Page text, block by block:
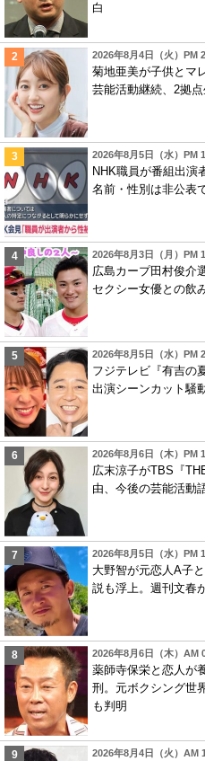
白
2026年8月4日（火）PM
菊地亜美が子供とマ
芸能活動継続、2拠
2026年8月5日（水）PM
NHK職員が番組出演
名前・性別は非公表
2026年8月3日（月）PM
広島カープ田村俊介
セクシー女優との飲
2026年8月5日（水）PM
フジテレビ『有吉の
出演シーンカット騒
2026年8月6日（木）PM
広末涼子がTBS『
由、今後の芸能活動
2026年8月5日（水）PM
大野智が元恋人A子
説も浮上。週刊文春
2026年8月6日（木）AM
薬師寺保栄と恋人が
刑。元ボクシング世
も判明
2026年8月4日（火）AM